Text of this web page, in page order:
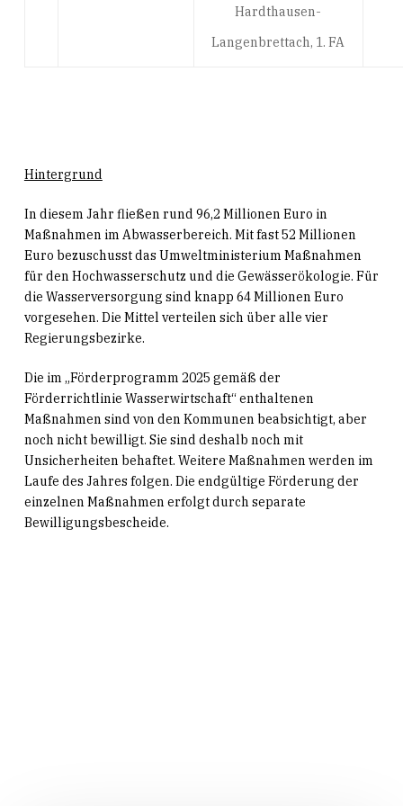
Hardthausen-
Langenbrettach, 1. FA
Hintergrund
In diesem Jahr fließen rund 96,2 Millionen Euro in
Maßnahmen im Abwasserbereich. Mit fast 52 Millionen
Euro bezuschusst das Umweltministerium Maßnahmen
für den Hochwasserschutz und die Gewässerökologie. Für
die Wasserversorgung sind knapp 64 Millionen Euro
vorgesehen. Die Mittel verteilen sich über alle vier
Regierungsbezirke.
Die im „Förderprogramm 2025 gemäß der
Förderrichtlinie Wasserwirtschaft“ ent­haltenen
Maßnahmen sind von den Kommunen beabsichtigt, aber
noch nicht bewilligt. Sie sind deshalb noch mit
Unsicherheiten behaftet. Weitere Maßnahmen werden im
Laufe des Jahres folgen. Die endgültige Förderung der
einzelnen Maßnahmen erfolgt durch separate
Bewilligungsbescheide.